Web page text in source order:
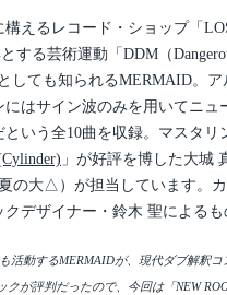
えるレコード・ショップ「
する芸術運動「DDM（
しても知られるMERMAID。ア
はサイン波のみを用いてニュ
という全10曲を収録。マスタリ
」が好評を博した大城
夏の大△）が担当しています。
デザイナー・鈴木 聖によるも
活動するMERMAIDが、現代ダブ解釈コ
クが評判だったので、今回は「NEW